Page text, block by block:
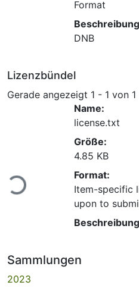
Format
DNB
Lizenzbündel
Gerade angezeigt 1 - 1 von 1
Lade...
Name:
license.txt
Größe:
4.85 KB
Format:
Item-specific
upon to
Sammlungen
2023